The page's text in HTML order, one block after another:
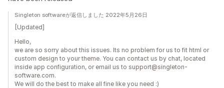
Singleton softwareが返信しました 2022年5月26日
[Updated]
Hello,
we are so sorry about this issues. Its no problem for us to fit html or
custom design to your theme. You can contact us by chat, located
inside app configuration, or email us to support@singleton-
software.com.
We will do the best to make all fine like you need :)